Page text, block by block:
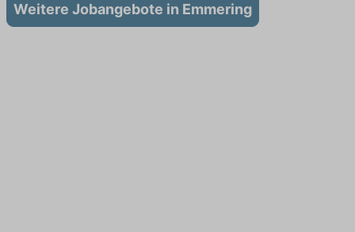
Weitere Jobangebote in Emmering